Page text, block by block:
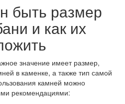
быть размер
и как их
значение имеет размер,
в каменке, а также тип самой
камней можно
рекомендациями: